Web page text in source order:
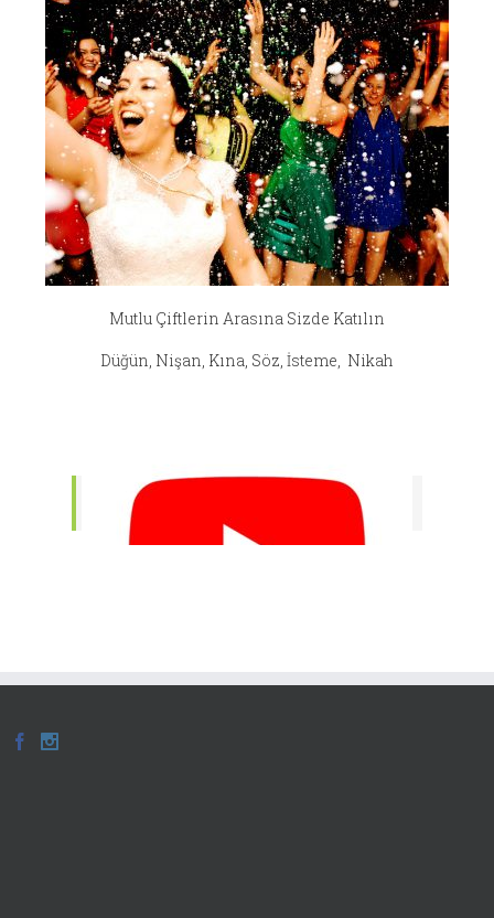
Mutlu Çiftlerin Arasına Sizde Katılın
Düğün, Nişan, Kına, Söz, İsteme, Nikah
https://www.youtube.com/@yakamozdugunsalonlarmaltepe/shorts